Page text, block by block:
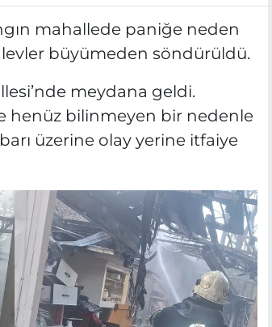
mahallede paniğe neden
büyümeden söndürüldü.
meydana geldi.
henüz bilinmeyen bir nedenle
üzerine olay yerine itfaiye